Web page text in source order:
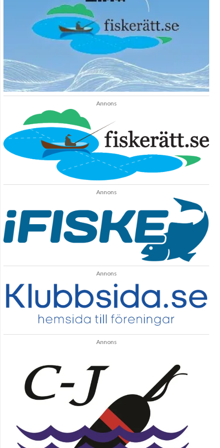
Annons
Annons
Annons
Annons